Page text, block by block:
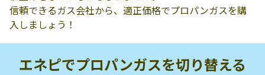
信頼できるガス会社から、適正価格でプロパンガスを購
入しましょう！
エネピでプロパンガスを切り替える